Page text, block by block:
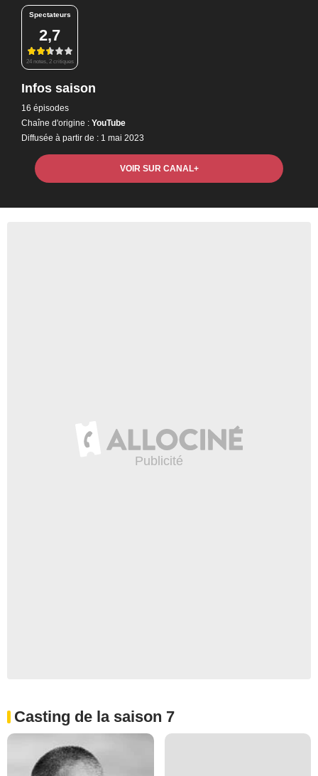
Spectateurs
2,7
24 notes, 2 critiques
Infos saison
16 épisodes
Chaîne d'origine : YouTube
Diffusée à partir de : 1 mai 2023
VOIR SUR CANAL+
Casting de la saison 7